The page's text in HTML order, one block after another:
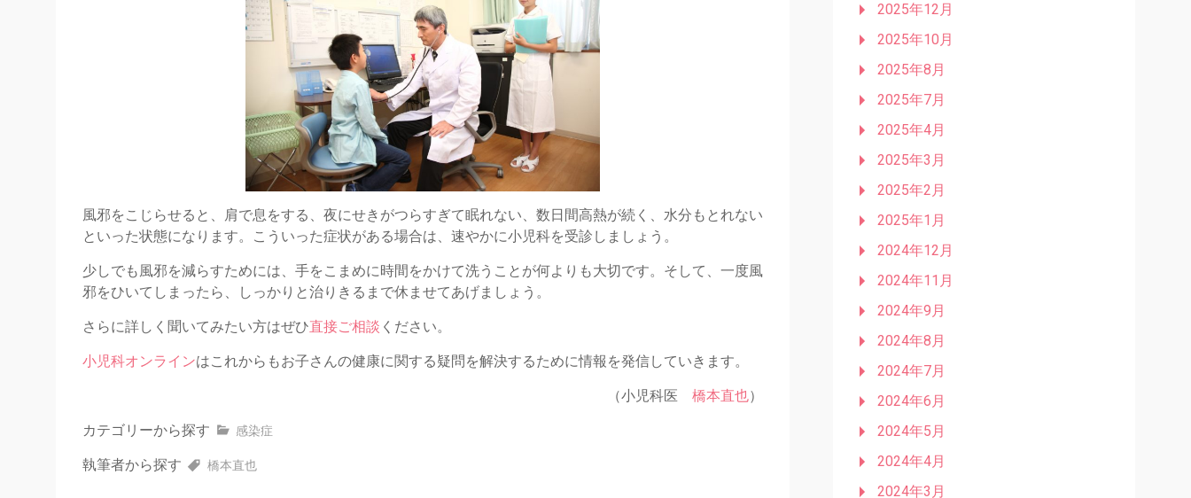
風邪をこじらせると、肩で息をする、夜にせきがつらすぎて眠れない、数日間高熱が続く、水分もとれない
といった状態になります。こういった症状がある場合は、速やかに小児科を受診しましょう。
少しでも風邪を減らすためには、手をこまめに時間をかけて洗うことが何よりも大切です。そして、一度風
邪をひいてしまったら、しっかりと治りきるまで休ませてあげましょう。
さらに詳しく聞いてみたい方はぜひ直接ご相談 ください。
小児科オンラインはこれからもお子さんの健康に関する疑問を解決するために情報を発信していきます。
（小児科医橋本直也）
カテゴリーから探す 感染症
執筆者から探す 橋本直也
2025年12月
2025年10月
2025年8月
2025年7月
2025年4月
2025年3月
2025年2月
2025年1月
2024年12月
2024年11月
2024年9月
2024年8月
2024年7月
2024年6月
2024年5月
2024年4月
2024年3月